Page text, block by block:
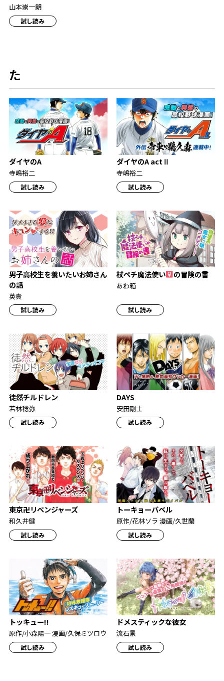
山本崇一朗
試し読み
た
ダイヤのA
寺嶋裕二
試し読み
ダイヤのA actⅡ
寺嶋裕二
試し読み
男子高校生を養いたいお姉さん
の話
英貴
試し読み
杖ペチ魔法使い の冒険の書
あわ箱
試し読み
徒然チルドレン
若林稔弥
試し読み
DAYS
安田剛士
試し読み
東京卍リベンジャーズ
和久井健
試し読み
トーキョーバベル
原作/花林ソラ 漫画/久世蘭
試し読み
トッキュー!!
原作/小森陽一 漫画/久保ミツロウ
試し読み
ドメスティックな彼女
流石景
試し読み